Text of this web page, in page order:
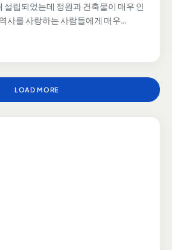
설립되었는데 정원과 건축물이 매우 인
사를 사랑하는 사람들에게 매우…
LOAD MORE